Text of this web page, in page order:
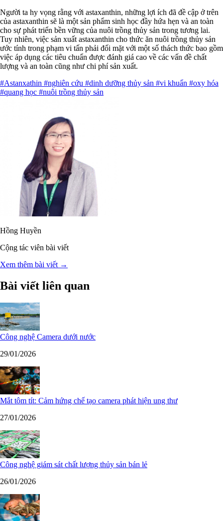
Người ta hy vọng rằng với astaxanthin, những lợi ích đã đề cập ở trên
của astaxanthin sẽ là một sản phẩm sinh học đầy hứa hẹn và an toàn
cho sự phát triển bền vững của nuôi trồng thủy sản trong tương lai.
Tuy nhiên, việc sản xuất astaxanthin cho thức ăn nuôi trồng thủy sản
ước tính trong phạm vi tấn phải đối mặt với một số thách thức bao gồm
việc áp dụng các tiêu chuẩn được đánh giá cao về các vấn đề chất
lượng và an toàn cũng như chi phí sản xuất.
#Astanxathin #nghiên cứu #dinh dưỡng thủy sản #vi khuẩn #oxy hóa
#quang học #nuôi trồng thủy sản
Hồng Huyền
Cộng tác viên bài viết
Xem thêm bài viết →
Bài viết liên quan
Công nghệ Camera dưới nước
29/01/2026
Mắt tôm tít: Cảm hứng chế tạo camera phát hiện ung thư
27/01/2026
Công nghệ giám sát chất lượng thủy sản bán lẻ
26/01/2026